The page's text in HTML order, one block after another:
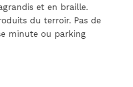
et en braille.
du terroir. Pas de
minute ou parking